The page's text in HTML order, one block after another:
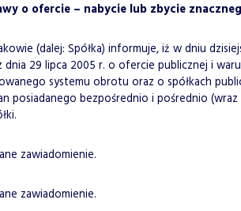
o ofercie – nabycie lub zbycie
(dalej: Spółka) informuje, iż w dniu
29 lipca 2005 r. o ofercie publicznej i
systemu obrotu oraz o spółkach
posiadanego bezpośrednio i pośrednio (wraz z
zawiadomienie.
zawiadomienie.